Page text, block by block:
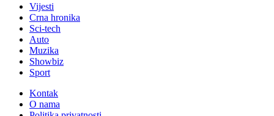
Vijesti
Crna hronika
Sci-tech
Auto
Muzika
Showbiz
Sport
Kontak
O nama